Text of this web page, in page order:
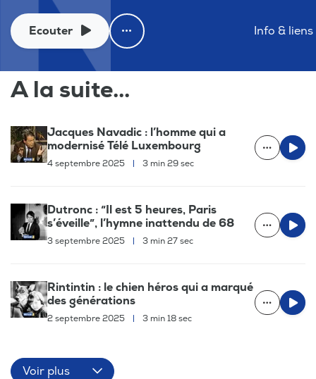
Ecouter Info & liens
A la suite...
Jacques Navadic : l’homme qui a
modernisé Télé Luxembourg
4 septembre 2025 | 3 min 29 sec
Dutronc : “Il est 5 heures, Paris
s’éveille”, l’hymne inattendu de 68
3 septembre 2025 | 3 min 27 sec
Rintintin : le chien héros qui a marqué
des générations
2 septembre 2025 | 3 min 18 sec
Voir plus